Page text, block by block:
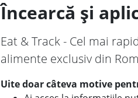
Încearcă și
Eat & Track - Cel mai
alimente exclusiv din
Uite doar câteva motive